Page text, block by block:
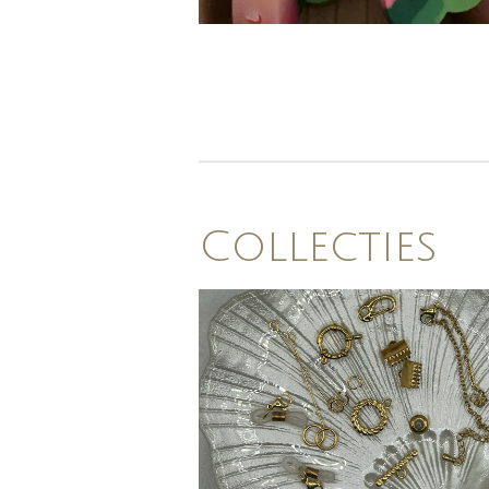
Collecties